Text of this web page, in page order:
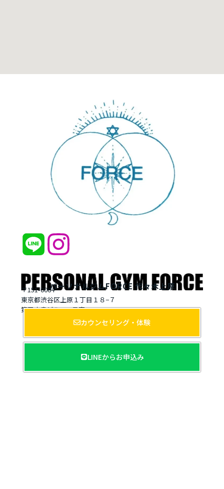
パーソナルジムFORCE 代々木上原
〒151-0064
東京都渋谷区上原１丁目１８−７
第五大貴ビル 502号室
カウンセリング・体験
LINEからお申込み